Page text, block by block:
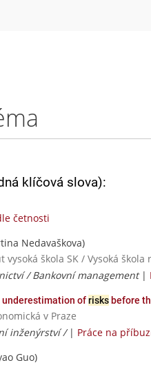
klíčová slova):
četnosti
Nedavaškova)
škola SK / Vysoká
/ Bankovní management|
underestimation ofrisks before
v Praze
inženýrství / | Práce na
Guo)